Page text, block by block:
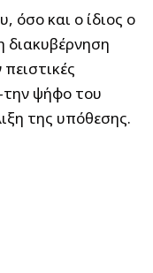
όσο και ο ίδιος ο
διακυβέρνηση
την ψήφο του
της υπόθεσης.